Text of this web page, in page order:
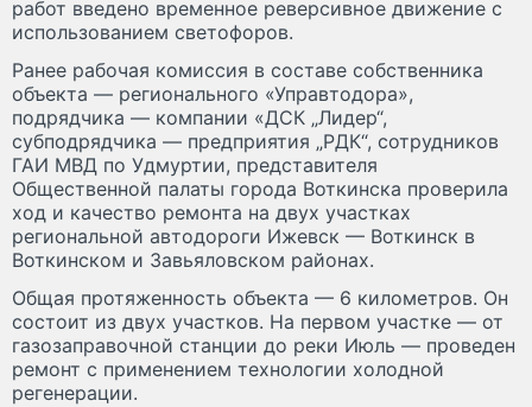
работ введено временное реверсивное движение с
использованием светофоров.
Ранее рабочая комиссия в составе собственника
объекта — регионального «Управтодора»,
подрядчика — компании «ДСК „Лидер“,
субподрядчика — предприятия „РДК“, сотрудников
ГАИ МВД по Удмуртии, представителя
Общественной палаты города Воткинска проверила
ход и качество ремонта на двух участках
региональной автодороги Ижевск — Воткинск в
Воткинском и Завьяловском районах.
Общая протяженность объекта — 6 километров. Он
состоит из двух участков. На первом участке — от
газозаправочной станции до реки Июль — проведен
ремонт с применением технологии холодной
регенерации.